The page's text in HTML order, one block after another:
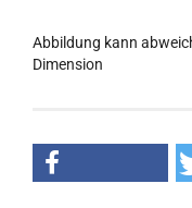
Abbildung kann
Dimension